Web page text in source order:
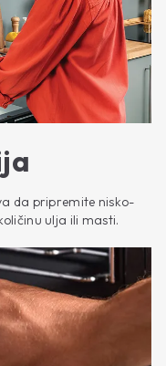
da pripremite nisko-
ulja ili masti.